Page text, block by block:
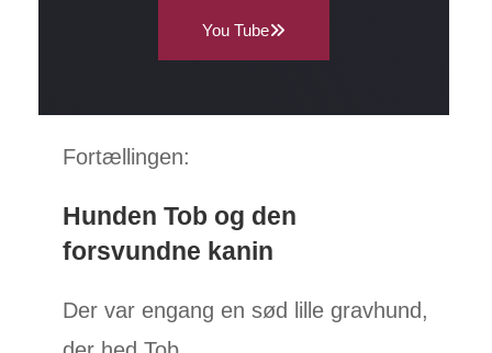
You Tube
Fortællingen:
Hunden Tob og den
forsvundne kanin
Der var engang en sød lille gravhund,